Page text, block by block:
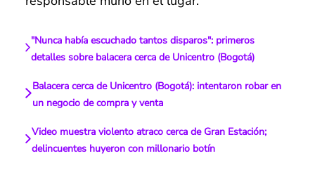
"Nunca había escuchado tantos disparos": primeros
detalles sobre balacera cerca de Unicentro (Bogotá)
Balacera cerca de Unicentro (Bogotá): intentaron robar en
un negocio de compra y venta
Video muestra violento atraco cerca de Gran Estación;
delincuentes huyeron con millonario botín